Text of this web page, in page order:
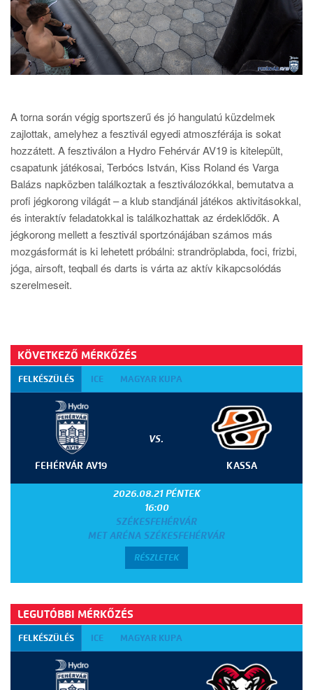
A torna során végig sportszerű és jó hangulatú küzdelmek
zajlottak, amelyhez a fesztivál egyedi atmoszférája is sokat
hozzátett. A fesztiválon a Hydro Fehérvár AV19 is kitelepült,
csapatunk játékosai, Terbócs István, Kiss Roland és Varga
Balázs napközben találkoztak a fesztiválozókkal, bemutatva a
profi jégkorong világát – a klub standjánál játékos aktivitásokkal,
és interaktív feladatokkal is találkozhattak az érdeklődők. A
jégkorong mellett a fesztivál sportzónájában számos más
mozgásformát is ki lehetett próbálni: strandröplabda, foci, frizbi,
jóga, airsoft, teqball és darts is várta az aktív kikapcsolódás
szerelmeseit.
KÖVETKEZŐ MÉRKŐZÉS
FELKÉSZÜLÉS ICE MAGYAR KUPA
FEHÉRVÁR AV19
VS.
KASSA
2026.08.21 PÉNTEK
16:00
SZÉKESFEHÉRVÁR
MET ARÉNA SZÉKESFEHÉRVÁR
RÉSZLETEK
LEGUTÓBBI MÉRKŐZÉS
FELKÉSZÜLÉS ICE MAGYAR KUPA